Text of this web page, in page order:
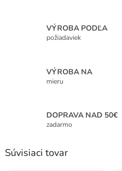
VÝROBA PODĽA
požiadaviek
VÝROBA NA
mieru
DOPRAVA NAD 50€
zadarmo
Súvisiaci tovar